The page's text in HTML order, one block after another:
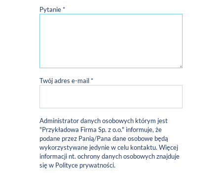
Pytanie *
Twój adres e-mail *
Administrator danych osobowych którym jest
"Przykładowa Firma Sp. z o.o." informuje, że
podane przez Panią/Pana dane osobowe będą
wykorzystywane jedynie w celu kontaktu. Więcej
informacji nt. ochrony danych osobowych znajduje
się w Polityce prywatności.